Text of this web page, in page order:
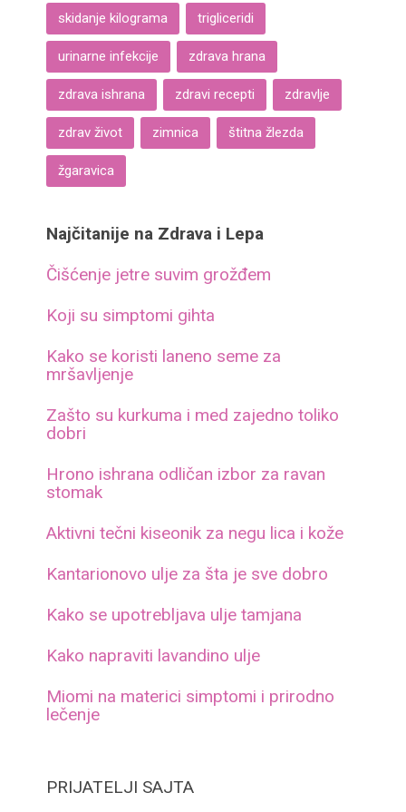
skidanje kilograma trigliceridi
urinarne infekcije zdrava hrana
zdrava ishrana zdravi recepti zdravlje
zdrav život zimnica štitna žlezda
žgaravica
Najčitanije na Zdrava i Lepa
Čišćenje jetre suvim grožđem
Koji su simptomi gihta
Kako se koristi laneno seme za
mršavljenje
Zašto su kurkuma i med zajedno toliko
dobri
Hrono ishrana odličan izbor za ravan
stomak
Aktivni tečni kiseonik za negu lica i kože
Kantarionovo ulje za šta je sve dobro
Kako se upotrebljava ulje tamjana
Kako napraviti lavandino ulje
Miomi na materici simptomi i prirodno
lečenje
PRIJATELJI SAJTA